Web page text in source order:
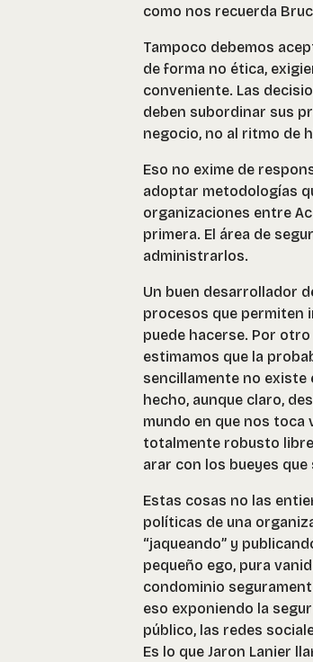
como nos recuerda
Tampoco debemos
de forma no ética,
conveniente. Las
deben subordinar sus
negocio, no al ritmo de
Eso no exime de
adoptar metodologías
organizaciones entre
primera. El área de
administrarlos.
Un buen desarrollador
procesos que permiten
puede hacerse. Por
estimamos que la
sencillamente no
hecho, aunque claro,
mundo en que nos
totalmente robusto libre
arar con los bueyes que
Estas cosas no las
políticas de una
“jaqueando” y
pequeño ego, pura
condominio
eso exponiendo la
público, las redes
Es lo que Jaron Lanier